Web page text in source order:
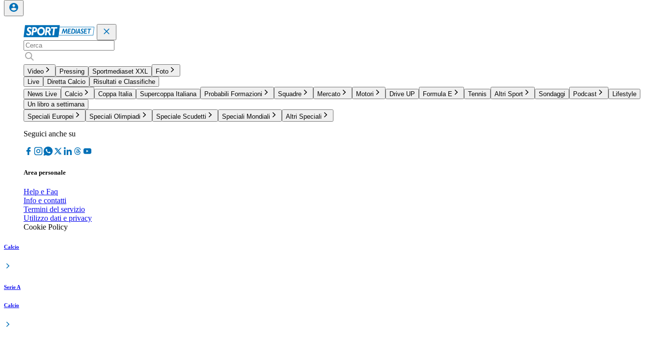
Video Pressing Sportmediaset XXL
Foto
Live
Diretta Calcio
Risultati e Classifiche
News Live
Calcio Coppa Italia Supercoppa Italiana Probabili Formazioni Squadre Mercato Motori Drive UP Formula E Tennis Altri Sport Sondaggi Podcast
Lifestyle
Un libro a settimana
Speciali Europei
Speciali Olimpiadi Speciale Scudetti Speciali Mondiali Altri Speciali
Seguici anche su
Area personale
Help e Faq
Info e contatti
Termini del servizio
Utilizzo dati e privacy
Cookie Policy
Calcio
Serie A
Calcio